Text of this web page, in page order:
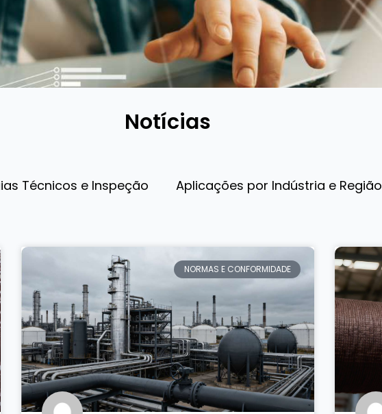
Notícias
Técnicos e Inspeção Aplicações por Indústria e Região
NORMAS E CONFORMIDADE